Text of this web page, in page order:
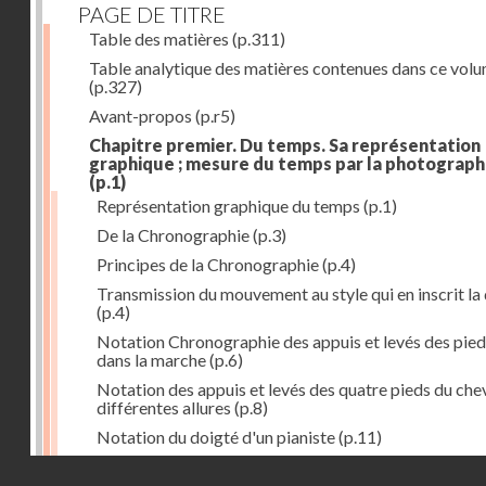
PAGE DE TITRE
Table des matières (p.311)
Table analytique des matières contenues dans ce
(p.327)
Avant-propos (p.r5)
Chapitre premier. Du temps. Sa représentation
graphique ; mesure du temps par la
(p.1)
Représentation graphique du temps (p.1)
De la Chronographie(p.3)
Principes de la Chronographie(p.4)
Transmission du mouvement au style qui en inscrit la
(p.4)
Notation Chronographie des appuis et levés des
dans la marche(p.6)
Notation des appuis et levés des quatre pieds du
différentes allures (p.8)
Notation du doigté d'un pianiste(p.11)